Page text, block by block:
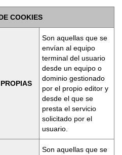
COOKIES
Son aquellas que se
envían al equipo
terminal del usuario
desde un equipo o
dominio gestionado
por el propio editor y
desde el que se
presta el servicio
solicitado por el
usuario.
Son aquellas que se